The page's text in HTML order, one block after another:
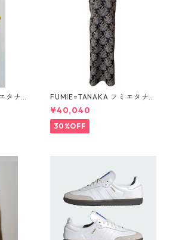
タナ
FUMIE=TANAKA フミエタナ
カ flower JQ OP (BLK)F25S-
13
¥40,040
30%OFF